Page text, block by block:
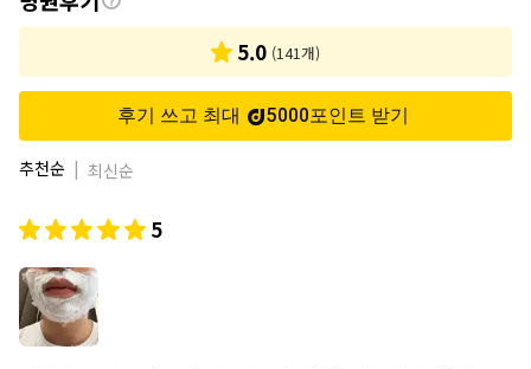
기
5.0 (141개)
후기 쓰고 최대 5000포인트 받기
추천순 | 최신순
5